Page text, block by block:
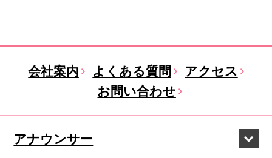
会社案内 よくある質問
アクセス
お問い合わせ
アナウンサー